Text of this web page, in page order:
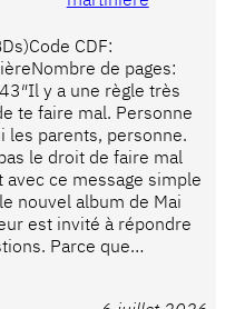
CDF:
de pages:
y a une règle très
te faire mal. Personne
les parents, personne.
le droit de faire mal
avec ce message simple
nouvel album de Mai
est invité à répondre
Parce que…